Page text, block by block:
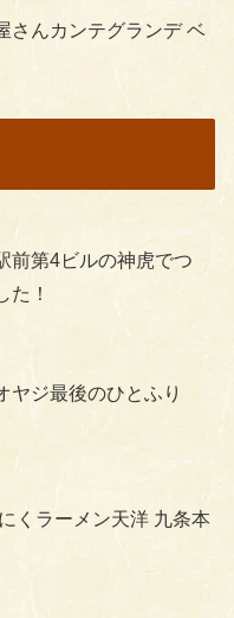
さんカンテグランデ ベ
前第4ビルの神虎でつ
た！
ヤジ最後のひとふり
くラーメン天洋 九条本